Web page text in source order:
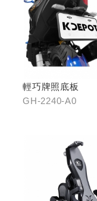
輕巧牌照底板
GH-2240-A0